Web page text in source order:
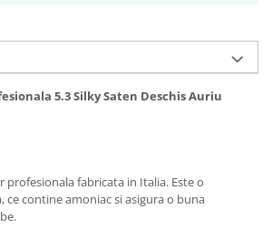
intima
& pedichiura5.3 Silky Saten Deschis Auriu
profesionala fabricata in Italia. Este o
ce contine amoniac si asigura o buna